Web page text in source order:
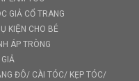
GIẢ CỔ TRANG
KIỆN CHO BÉ
ÁP TRÒNG
GIẢ
ĐÔ/ CÀI TÓC/ KẸP TÓC/